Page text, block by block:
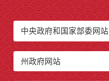
中央政府和国家部委网站
州政府网站